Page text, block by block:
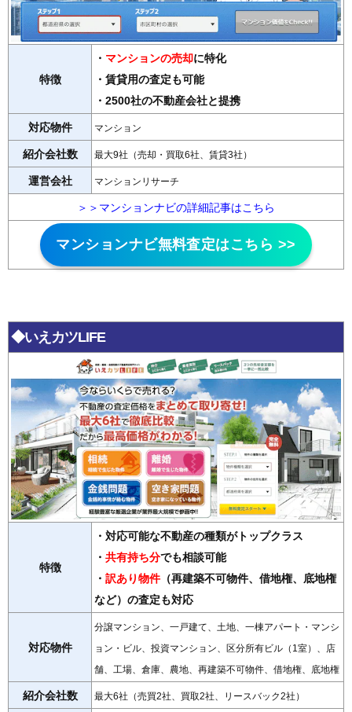
特徴
・ マンションの売却に特化
・賃貸用の査定も可能
・2500社の不動産会社と提携
対応物件 マンション
紹介会社数 最大9社（売却・買取6社、賃貸3社）
運営会社 マンションリサーチ
＞＞マンションナビの詳細記事はこちら
マンションナビ無料査定はこちら >>
◆いえカツLIFE
特徴
・対応可能な不動産の種類がトップクラス
・ 共有持ち分でも相談可能
・ 訳あり物件（再建築不可物件、借地権、底地権
など）の査定も対応
対応物件
分譲マンション、一戸建て、土地、一棟アパート・マンシ
ョン・ビル、投資マンション、区分所有ビル（1室）、店
舗、工場、倉庫、農地、再建築不可物件、借地権、底地権
紹介会社数 最大6社（売買2社、買取2社、リースバック2社）